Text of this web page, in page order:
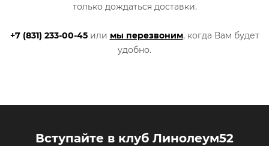
только дождаться доставки.
+7 (831) 233-00-45или мы перезвоним, когда Вам будет
удобно.
Вступайте в клуб Линолеум52